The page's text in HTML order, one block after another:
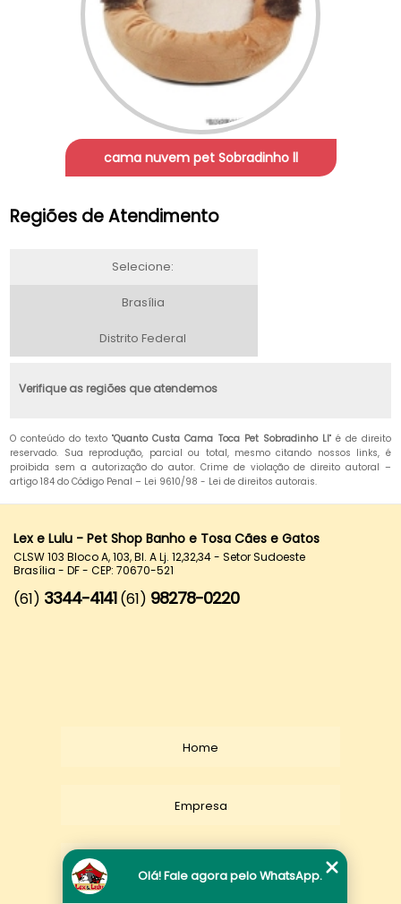
cama nuvem pet Sobradinho ll
Regiões de Atendimento
Selecione:
Brasília
Distrito Federal
Verifique as regiões que atendemos
O conteúdo do texto "Quanto Custa Cama Toca Pet Sobradinho Ll" é de direito
reservado. Sua reprodução, parcial ou total, mesmo citando nossos links, é
proibida sem a autorização do autor. Crime de violação de direito autoral –
artigo 184 do Código Penal – Lei 9610/98 - Lei de direitos autorais.
Lex e Lulu - Pet Shop Banho e Tosa Cães e Gatos
CLSW 103 Bloco A, 103, Bl. A Lj. 12,32,34 - Setor Sudoeste
Brasília - DF - CEP: 70670-521
(61) 3344-4141 (61) 98278-0220
Home
Empresa
Olá! Fale agora pelo WhatsApp.